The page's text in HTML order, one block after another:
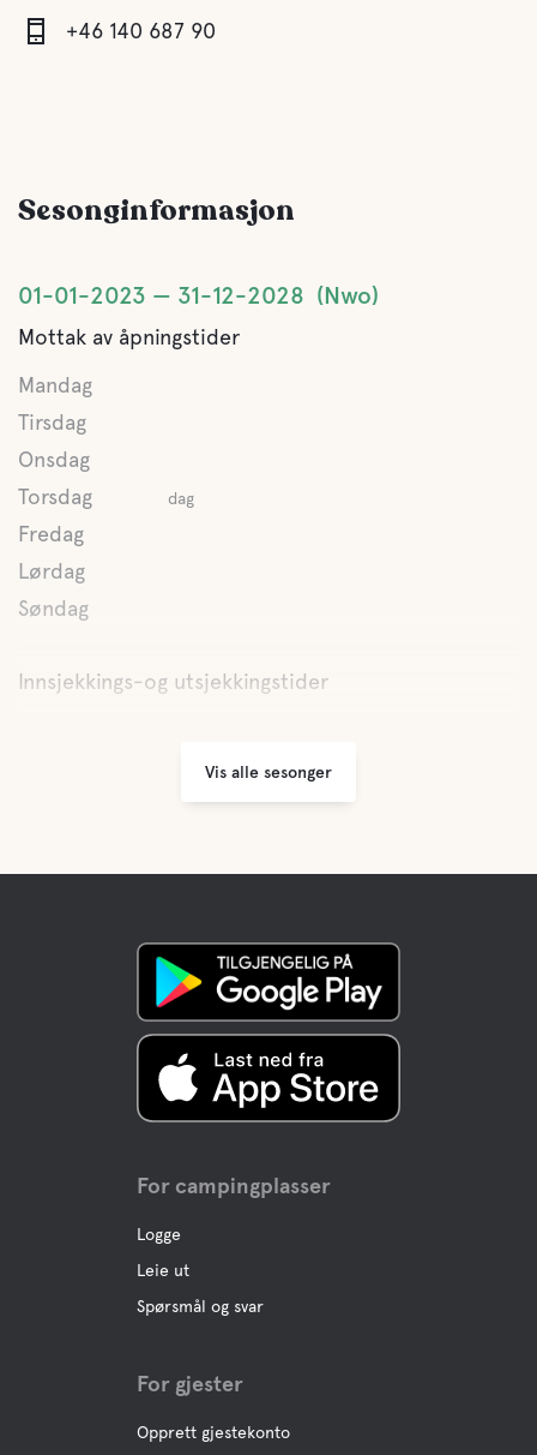
+46 140 687 90
Sesonginformasjon
01-01-2023 31-12-2028 Nwo
Mottak av åpningstider
Mandag
Tirsdag
Onsdag
Torsdag
dag
Fredag
Lørdag
Søndag
Innsjekkings-og utsjekkingstider
Vis alle sesonger
For campingplasser
Logge
Leie ut
Spørsmål og svar
For gjester
Opprett gjestekonto